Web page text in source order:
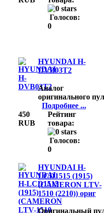
Голосов:
0
HYUNDAI H-
DVB03T2
Аналог
оригинального
Подробнее ...
450
RUB
Рейтинг
товара:
Голосов:
0
HYUNDAI H-
LCD1515 (1915)
(CAMERON LTV-
1510 (2210)) ориг
Оригинальный